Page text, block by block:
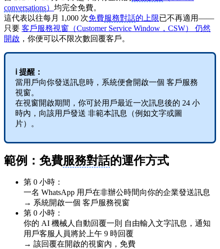
conversations） 均完全免費。
這代表以往每月 1,000 次免費服務對話的上限已不再適用——
只要 客戶服務視窗（Customer Service Window，CSW） 仍然
開啟 ，你便可以不限次數回覆客戶。
ℹ️ 提醒：
當用戶向你發送訊息時，系統便會開啟一個 客戶服務
視窗。
在視窗開啟期間，你可於用戶最近一次訊息後的 24 小
時內，向該用戶發送 非範本訊息（例如文字或圖
片）。
範例：免費服務對話的運作方式
第 0 小時：
一名 WhatsApp 用戶在非辦公時間向你的企業發送訊息
→ 系統開啟一個 客戶服務視窗
第 0 小時：
你的 AI 機械人自動回覆一則 自由輸入文字訊息，通知
用戶客服人員將於上午 9 時回覆
→ 該回覆在開啟的視窗內，免費